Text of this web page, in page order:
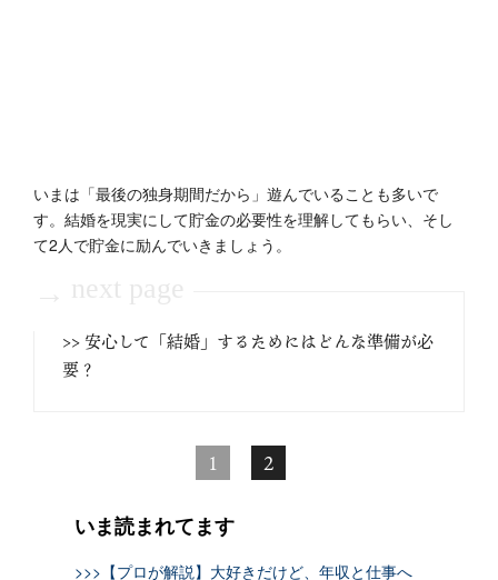
いまは「最後の独身期間だから」遊んでいることも多いで
す。結婚を現実にして貯金の必要性を理解してもらい、そし
て2人で貯金に励んでいきましょう。
>> 安心して「結婚」するためにはどんな準備が必
要？
1 2
いま読まれてます
>>>【プロが解説】大好きだけど、年収と仕事へ